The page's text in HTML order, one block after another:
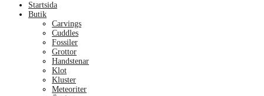
Startsida
Butik
Carvings
Cuddles
Fossiler
Grottor
Handstenar
Klot
Kluster
Meteoriter